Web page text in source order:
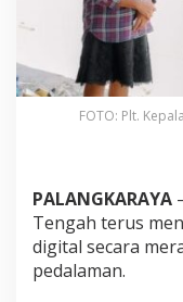
FOTO: Plt.
PALANGKARAYA
Tengah terus
digital secara
pedalaman.